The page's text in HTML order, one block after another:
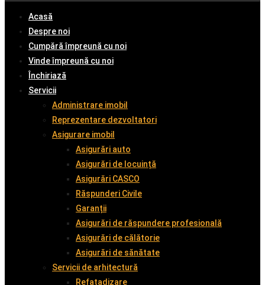
Acasă
Despre noi
Cumpără împreună cu noi
Vinde împreună cu noi
Închiriază
Servicii
Administrare imobil
Reprezentare dezvoltatori
Asigurare imobil
Asigurări auto
Asigurări de locuință
Asigurări CASCO
Răspunderi Civile
Garanții
Asigurări de răspundere profesională
Asigurări de călătorie
Asigurări de sănătate
Servicii de arhitectură
Refatadizare